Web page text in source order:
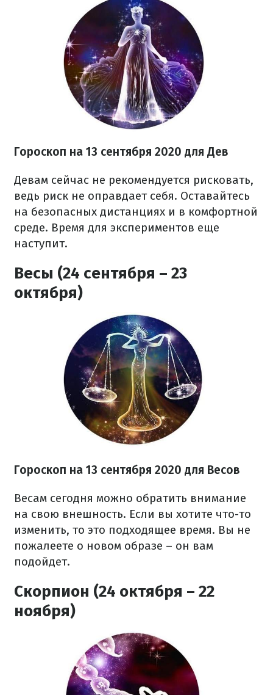
Гороскоп на 13 сентября 2020 для Дев
Девам сейчас не рекомендуется рисковать,
ведь риск не оправдает себя. Оставайтесь
на безопасных дистанциях и в комфортной
среде. Время для экспериментов еще
наступит.
Весы (24 сентября – 23
октября)
Гороскоп на 13 сентября 2020 для Весов
Весам сегодня можно обратить внимание
на свою внешность. Если вы хотите что-то
изменить, то это подходящее время. Вы не
пожалеете о новом образе – он вам
подойдет.
Скорпион (24 октября – 22
ноября)